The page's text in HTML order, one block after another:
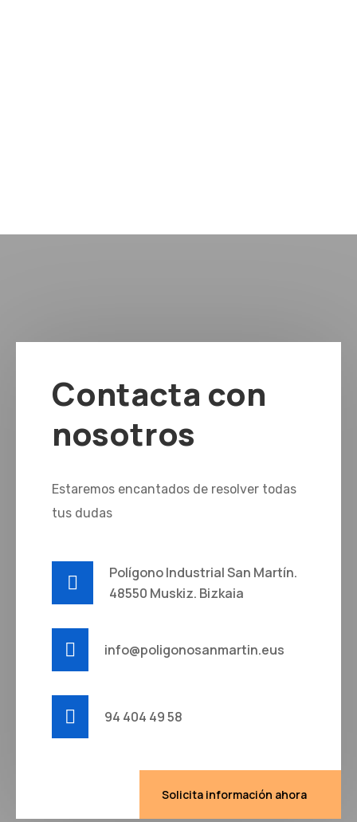
Contacta con
nosotros
Estaremos encantados de resolver todas
tus dudas
Polígono Industrial San Martín.
48550 Muskiz. Bizkaia
info@poligonosanmartin.eus
94 404 49 58
Solicita información ahora